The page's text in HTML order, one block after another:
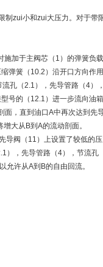
制zui小和zui大压力。对于带
加于主阀芯（1）的弹簧负载
弹簧（10.2）沿开口方向作
孔（2.1），先导管路（4）
号的（12.1）进一步流向油箱
，直到油口A中再次达到先
大从B到A的流动剖面。
导阀（11）上设置了较低的
），先导管路（4），节流孔
允许从A到B的自由回流。